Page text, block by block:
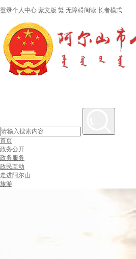
登录个人中心 蒙文版 繁 无障碍阅读 长者模式
首页
政务公开
政务服务
政民互动
走进阿尔山
旅游